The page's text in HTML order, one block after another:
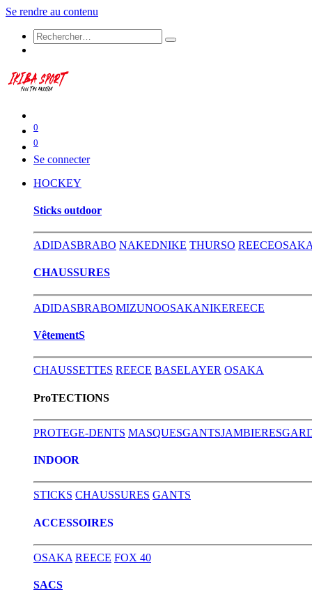
Se rendre au contenu
0
0
Se connecter
HOCKEY
​Sticks outdoor
ADIDASBRABO NAKEDNIKE THURSO REECE
CHAUSSURES
ADIDASBRABOMIZUNOOSAKANIKEREECE
VêtementS
CHAUSSETTES REECE BASELAYER OSAKA
ProTECTIONS
PROTEGE-DENTS MASQUESGANTSJAMBIERES
INDOOR
STICKS CHAUSSURES GANTS
ACCESSOIRES
OSAKA REECE FOX 40
SACS